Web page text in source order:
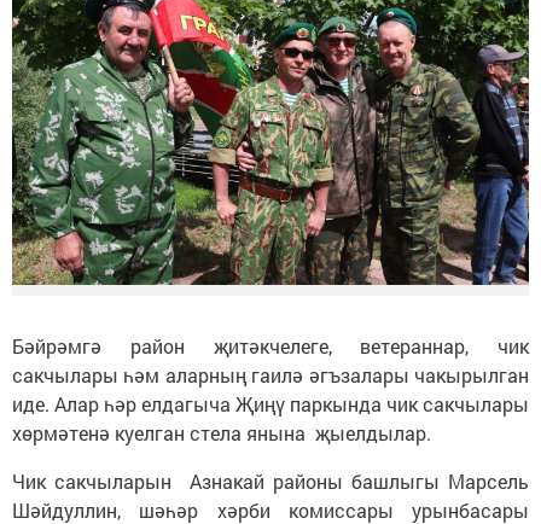
Бәйрәмгә район җитәкчелеге, ветераннар, чик
сакчылары һәм аларның гаилә әгъзалары чакырылган
иде. Алар һәр елдагыча Җиңү паркында чик сакчылары
хөрмәтенә куелган стела янына җыелдылар.
Чик сакчыларын Азнакай районы башлыгы Марсель
Шәйдуллин, шәһәр хәрби комиссары урынбасары